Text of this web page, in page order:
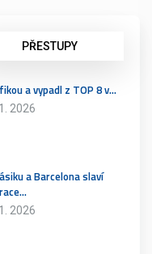
PŘESTUPY
a vypadl z TOP 8 v…
2026
a Barcelona slaví
2026